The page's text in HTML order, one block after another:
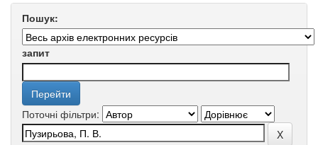
Пошук:
запит
Поточні фільтри: